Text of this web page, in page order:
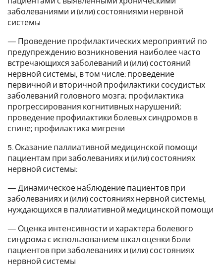
заболеваниями и (или) состояниями нервной
системы
— Проведение профилактических мероприятий по
предупреждению возникновения наиболее часто
встречающихся заболеваний и (или) состояний
нервной системы, в том числе: проведение
первичной и вторичной профилактики сосудистых
заболеваний головного мозга; профилактика
прогрессирования когнитивных нарушений;
проведение профилактики болевых синдромов в
спине; профилактика мигрени
5. Оказание паллиативной медицинской помощи
пациентам при заболеваниях и (или) состояниях
нервной системы:
— Динамическое наблюдение пациентов при
заболеваниях и (или) состояниях нервной системы,
нуждающихся в паллиативной медицинской помощи
— Оценка интенсивности и характера болевого
синдрома с использованием шкал оценки боли
пациентов при заболеваниях и (или) состояниях
нервной системы